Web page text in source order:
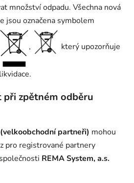
množství odpadu. Všechna nová
jsou označena symbolem
, který upozorňuje
při zpětném odběru
partneři) mohou
pro registrované partnery
společnosti REMA System, a.s.